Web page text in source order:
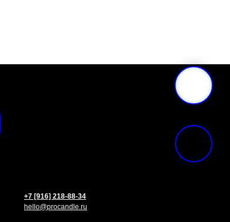
+7 [916] 218-88-34
hello@procandle.ru